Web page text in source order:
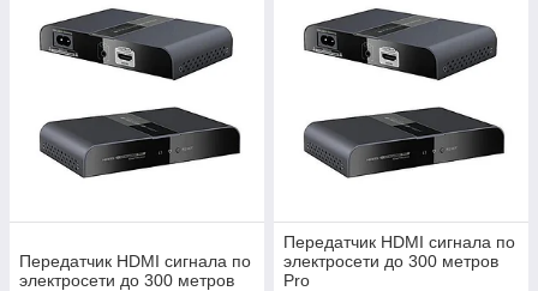
Передатчик HDMI сигнала по
электросети до 300 метров
Передатчик HDMI сигнала по
электросети до 300 метров
Pro